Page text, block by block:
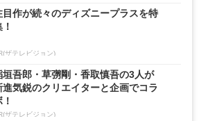
目作が続々のディズニープラスを特
ザテレビジョン)
垣吾郎・草彅剛・香取慎吾の3人が
進気鋭のクリエイターと企画でコラ
ザテレビジョン)